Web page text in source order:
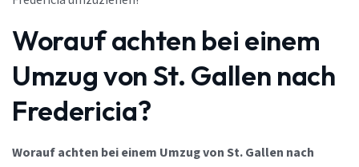
Worauf achten bei einem
Umzug von St. Gallen nach
Fredericia?
Worauf achten bei einem Umzug von St. Gallen nach